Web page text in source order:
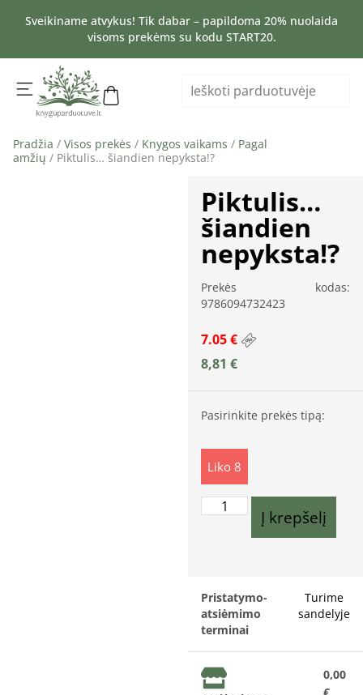
Sveikiname atvykus! Tik dabar – papildoma 20% nuolaida
visoms prekėms su kodu START20.
Pradžia / Visos prekės / Knygos vaikams / Pagal
amžių / Piktulis… šiandien nepyksta!?
Piktulis…
šiandien
nepyksta!?
Prekės kodas:
9786094732423
7.05 €
8,81€
Pasirinkite prekės tipą:
Liko 8
Į krepšelį
Pristatymo-
atsiėmimo
terminai
Turime
sandelyje
0,00